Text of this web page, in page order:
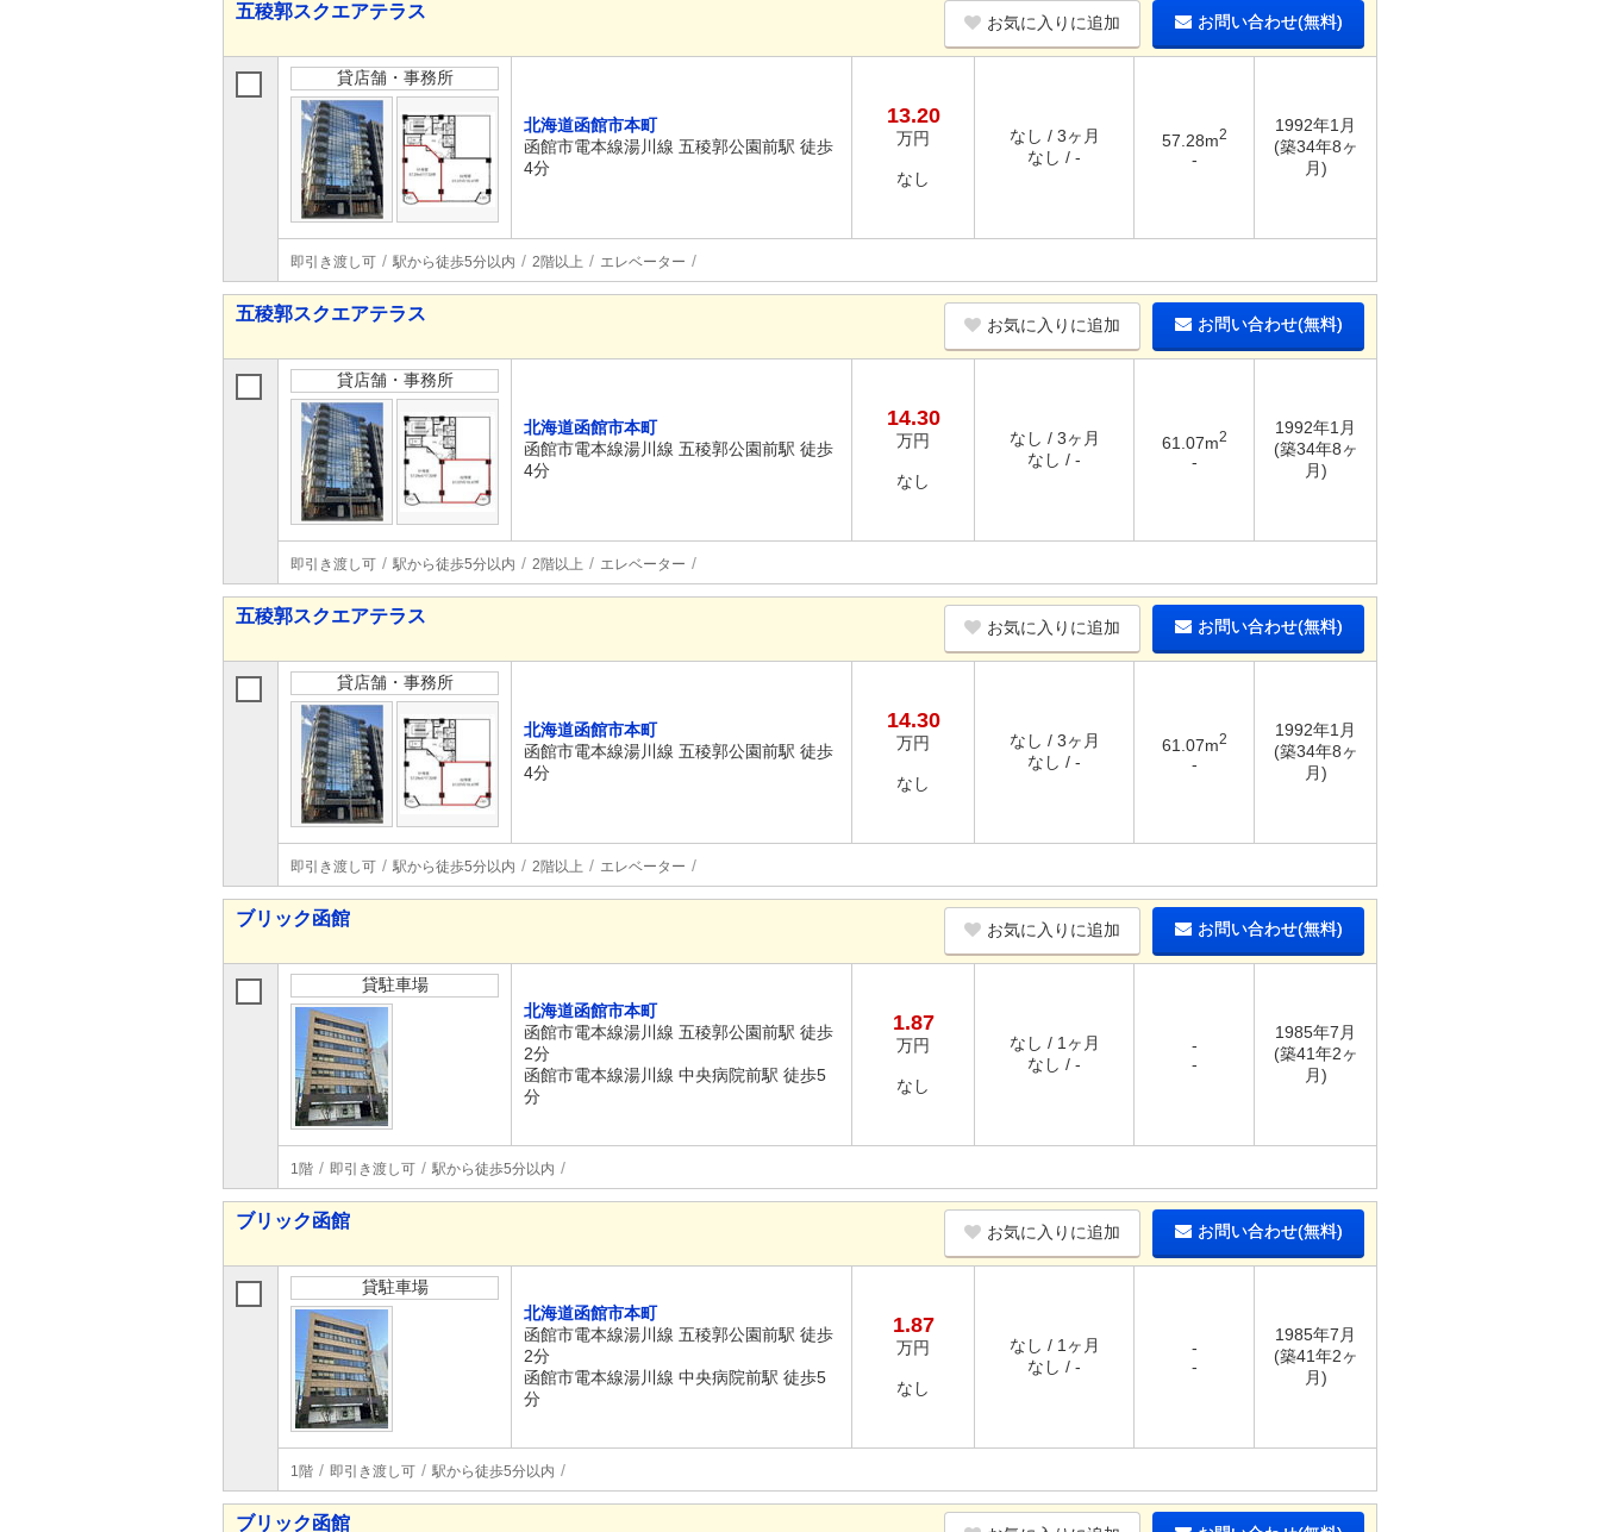
五稜郭スクエアテラス
お気に入りに追加 お問い合わせ(無料)
貸店舗・事務所
北海道函館市本町
函館市電本線湯川線 五稜郭公園前駅 徒歩
4分
13.20
万円
なし
なし / 3ヶ月
なし / -
57.28m2
-
1992年1月
(築34年8ヶ
月)
即引き渡し可 駅から徒歩5分以内 2階以上 エレベーター
五稜郭スクエアテラス
お気に入りに追加 お問い合わせ(無料)
貸店舗・事務所
北海道函館市本町
函館市電本線湯川線 五稜郭公園前駅 徒歩
4分
14.30
万円
なし
なし / 3ヶ月
なし / -
61.07m2
-
1992年1月
(築34年8ヶ
月)
即引き渡し可 駅から徒歩5分以内 2階以上 エレベーター
五稜郭スクエアテラス
お気に入りに追加 お問い合わせ(無料)
貸店舗・事務所
北海道函館市本町
函館市電本線湯川線 五稜郭公園前駅 徒歩
4分
14.30
万円
なし
なし / 3ヶ月
なし / -
61.07m2
-
1992年1月
(築34年8ヶ
月)
即引き渡し可 駅から徒歩5分以内 2階以上 エレベーター
ブリック函館
お気に入りに追加 お問い合わせ(無料)
貸駐車場
北海道函館市本町
函館市電本線湯川線 五稜郭公園前駅 徒歩
2分
函館市電本線湯川線 中央病院前駅 徒歩5
分
1.87
万円
なし
なし / 1ヶ月
なし / -
-
-
1985年7月
(築41年2ヶ
月)
1階 即引き渡し可 駅から徒歩5分以内
ブリック函館
お気に入りに追加 お問い合わせ(無料)
貸駐車場
北海道函館市本町
函館市電本線湯川線 五稜郭公園前駅 徒歩
2分
函館市電本線湯川線 中央病院前駅 徒歩5
分
1.87
万円
なし
なし / 1ヶ月
なし / -
-
-
1985年7月
(築41年2ヶ
月)
1階 即引き渡し可 駅から徒歩5分以内
ブリック函館